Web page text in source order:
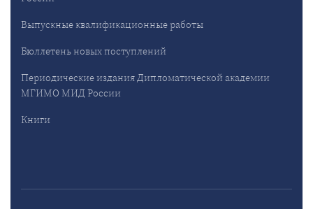
Выпускные квалификационные работы
Бюллетень новых поступлений
Периодические издания Дипломатической академии
МГИМО МИД России
Книги